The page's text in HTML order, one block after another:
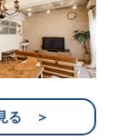
る ＞